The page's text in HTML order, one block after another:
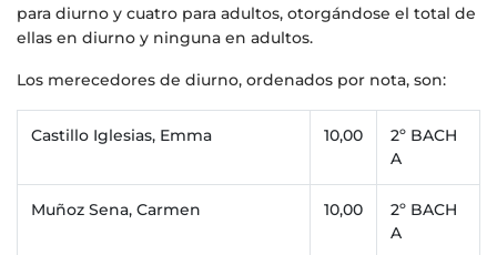
para diurno y cuatro para adultos, otorgándose el total de
ellas en diurno y ninguna en adultos.
Los merecedores de diurno, ordenados por nota, son:
Castillo Iglesias, Emma 10,00
2º BACH
A
Muñoz Sena, Carmen 10,00
2º BACH
A